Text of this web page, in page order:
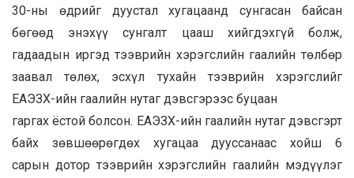
30-ны өдрийг дуустал хугацаанд сунгасан байсан
бөгөөд энэхүү сунгалт цааш хийгдэхгүй болж,
гадаадын иргэд тээврийн хэрэгслийн гаалийн төлбөр
заавал төлөх, эсхүл тухайн тээврийн хэрэгслийг
ЕАЭЗХ-ийн гаалийн нутаг дэвсгэрээс буцаан
гаргах ёстой болсон. ЕАЭЗХ-ийн гаалийн нутаг дэвсгэрт
байх зөвшөөрөгдөх хугацаа дууссанаас хойш 6
сарын дотор тээврийн хэрэгслийн гаалийн мэдүүлэг